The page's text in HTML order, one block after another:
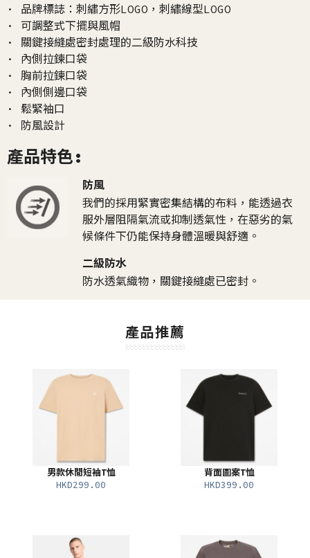
· 品牌標誌：刺繡方形LOGO，刺繡線型LOGO
· 可調整式下擺與風帽
· 關鍵接縫處密封處理的二級防水科技
· 內側拉鍊口袋
· 胸前拉鍊口袋
· 內側側邊口袋
· 鬆緊袖口
· 防風設計
產品特色:
防風
我們的採用緊實密集結構的布料，能透過衣
服外層阻隔氣流或抑制透氣性，在惡劣的氣
候條件下仍能保持身體溫暖與舒適。
二級防水
防水透氣織物，關鍵接縫處已密封。
產品推薦
男款休閒短袖T恤
HKD299.00
背面圖案T恤
HKD399.00